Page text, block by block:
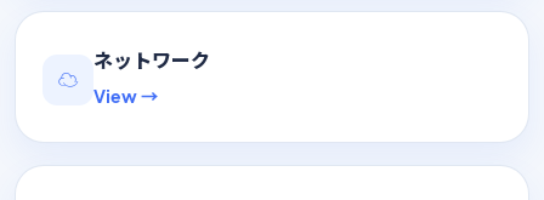
☁️
ネットワーク
View →